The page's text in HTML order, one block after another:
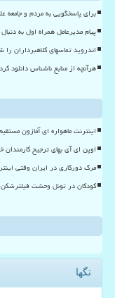
برای پاسخگویی به مردم و جامعه
پیام مدیرعامل همراه اول به
اندروید تماسهای کلاهبرداران
هرآنچه از منابع ناشناس دانلود
اینترنت ماهواره ای آمازون
اوپن ای آی بهای ترجیح کارمندان
مرگ دورکاری در ایران وقتی
کودکان در تونل وحشت
تگها